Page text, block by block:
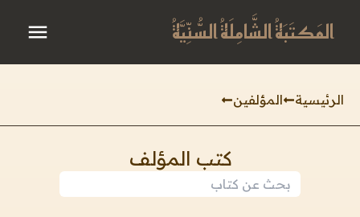
المَكتَبَةُ الشَّامِلَةُ السُّنِّيَّةُ
الرئيسية المؤلفين
كتب المؤلف